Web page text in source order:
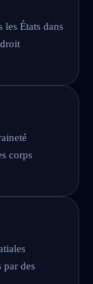
les États dans
corps
par des